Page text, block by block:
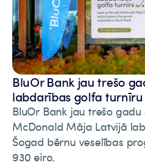
BluOr Bank jau trešo
labdarības golfa
BluOr Bank jau trešo
McDonald Māja Latvijā
Šogad bērnu veselības
930 eiro.